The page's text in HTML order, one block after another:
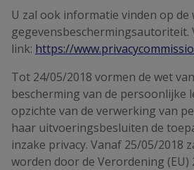
U zal ook informatie vinden op de
gegevensbeschermingsautoriteit.
link: https://
Tot 24/05/2018 vormen de wet
bescherming van de persoonlijke
opzichte van de verwerking van
haar uitvoeringsbesluiten de
inzake privacy. Vanaf 25/05/2018
worden door de Verordening (EU)